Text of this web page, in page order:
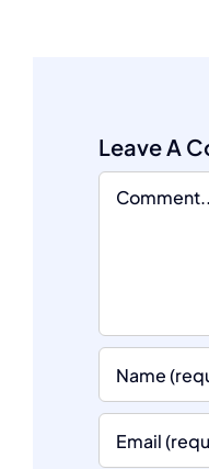
Leave A
Comment